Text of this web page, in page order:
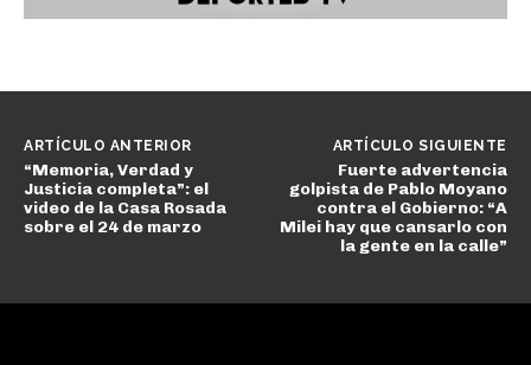
ARTÍCULO ANTERIOR
“Memoria, Verdad y
Justicia completa”: el
video de la Casa Rosada
sobre el 24 de marzo
ARTÍCULO SIGUIENTE
Fuerte advertencia
golpista de Pablo Moyano
contra el Gobierno: “A
Milei hay que cansarlo con
la gente en la calle”